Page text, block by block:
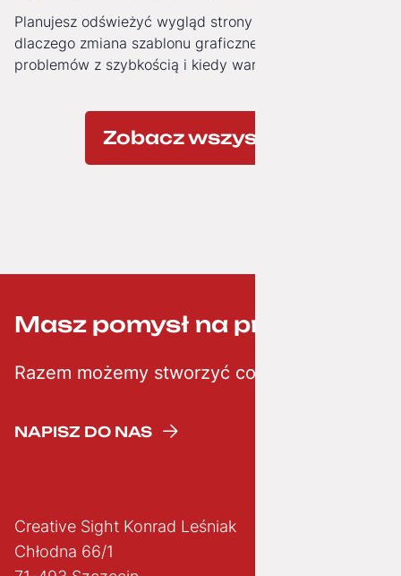
Planujesz odświeżyć wygląd strony firmowej? Zobacz,
dlaczego zmiana szablonu graficznego nie rozwiązuje
problemów z szybkością i kiedy warto zainwestować w
Zobacz wszystkie
Masz pomysł na projekt? ;-)
Razem możemy stworzyć coś kreatywnego
NAPISZ DO NAS
Creative Sight Konrad Leśniak
Chłodna 66/1